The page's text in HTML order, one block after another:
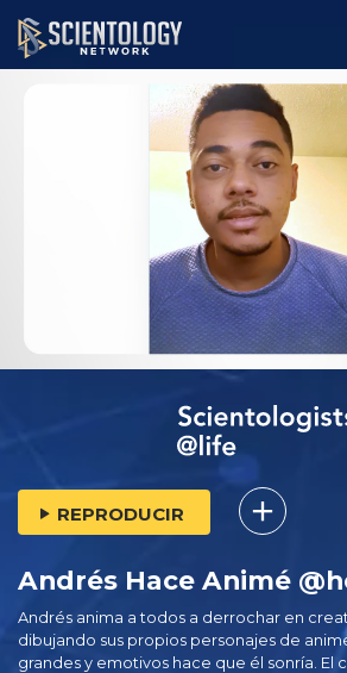
REPRODUCIR
Andrés Hace Animé
Andrés anima a todos a derrochar en
dibujando sus propios personajes de
grandes y emotivos hace que él sonría. El